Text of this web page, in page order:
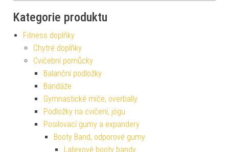
Kategorie produktu
Fitness doplňky
Chytré doplňky
Cvičební pomůcky
Balanční podložky
Bandáže
Gymnastické míče, overbally
Podložky na cvičení, jógu
Posilovací gumy a expandery
Booty Band, odporové gumy
Latexové booty bandy